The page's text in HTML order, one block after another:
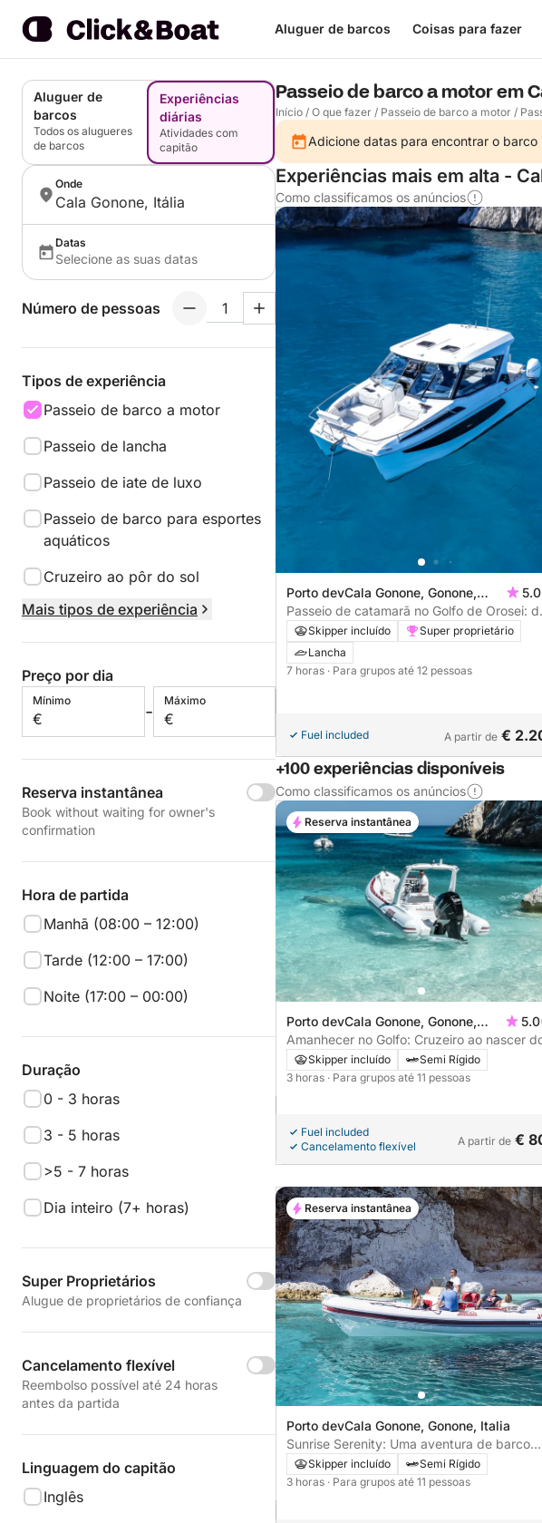
Aluguer de barcos Coisas para fazer
Aluguer de
barcos
Todos os alugueres
de barcos
Experiências
diárias
Atividades com
capitão
Onde
Cala Gonone, Itália
Datas
Selecione as suas datas
Número de pessoas
Tipos de experiência
Passeio de barco a motor
Passeio de lancha
Passeio de iate de luxo
Passeio de barco para esportes
aquáticos
Cruzeiro ao pôr do sol
Mais tipos de experiência
Preço por dia
Mínimo
€ -
Máximo
€
Reserva instantânea
Book without waiting for owner's
confirmation
Hora de partida
Manhã (08:00 – 12:00)
Tarde (12:00 – 17:00)
Noite (17:00 – 00:00)
Duração
0 - 3 horas
3 - 5 horas
>5 - 7 horas
Dia inteiro (7+ horas)
Super Proprietários
Alugue de proprietários de confiança
Cancelamento flexível
Reembolso possível até 24 horas
antes da partida
Linguagem do capitão
Inglês
Passeio de barco a motor em
Início / O que fazer / Passeio de barco a motor /
Adicione datas para encontrar o barco
Experiências mais em alta -
Como classificamos os anúncios
Porto devCala Gonone, Gonone,
Italia
5.0
Passeio de catamarã no Golfo de Orosei:
Cala Gonone
Skipper incluído
Super proprietário
Lancha
7 horas · Para grupos até 12 pessoas
Fuel included A partir de €
+100 experiências disponíveis
Como classificamos os anúncios
Porto devCala Gonone, Gonone,
Italia
5.0
Amanhecer no Golfo: Cruzeiro ao nascer
sol até as praias secretas da Sardenha
Skipper incluído
Semi Rígido
3 horas · Para grupos até 11 pessoas
Fuel included
Cancelamento flexível
A partir de €
Reserva instantânea
Porto devCala Gonone, Gonone, Italia
Sunrise Serenity: Uma aventura de barco
tranquila no Golfo de Orosei
Skipper incluído
Semi Rígido
3 horas · Para grupos até 11 pessoas
Reserva instantânea